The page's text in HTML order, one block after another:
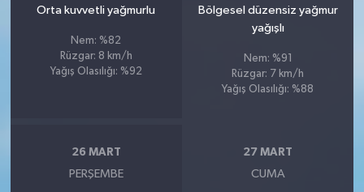
Orta kuvvetli yağmurlu
Nem: %82
Rüzgar: 8 km/h
Yağış Olasılığı: %92
Bölgesel düzensiz yağmur
yağışlı
Nem: %91
Rüzgar: 7 km/h
Yağış Olasılığı: %88
26 MART
PERŞEMBE
27 MART
CUMA